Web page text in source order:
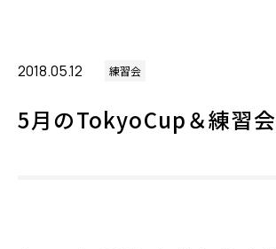
2018.05.12 練習会
5月のTokyoCup＆練習会